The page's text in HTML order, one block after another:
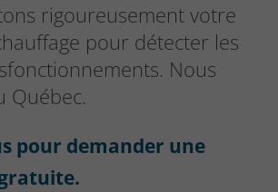
rigoureusement votre
pour détecter les
Nous
Québec.
pour demander une